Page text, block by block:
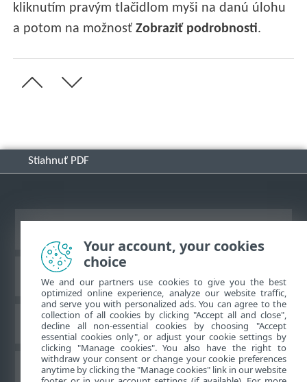
kliknutím pravým tlačidlom myši na danú úlohu
a potom na možnosťZobraziť podrobnosti.
Stiahnuť PDF
Databáza znalostí ESET
ESET Fórum
Technická podpora
Your account, your cookies
choice
We and our partners use cookies to give you the best
optimized online experience, analyze our website traffic,
and serve you with personalized ads. You can agree to the
collection of all cookies by clicking "Accept all and close",
decline all non-essential cookies by choosing "Accept
essential cookies only", or adjust your cookie settings by
clicking "Manage cookies". You also have the right to
withdraw your consent or change your cookie preferences
anytime by clicking the "Manage cookies" link in our website